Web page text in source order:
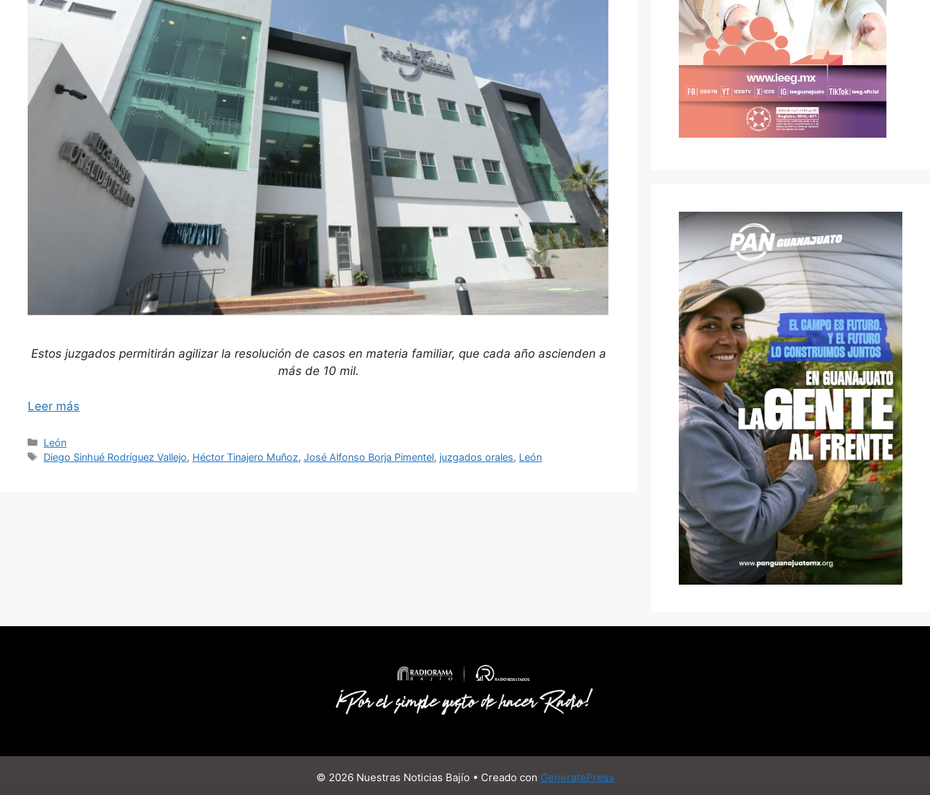
Estos juzgados permitirán agilizar la resolución de casos en materia familiar, que cada año ascienden a
más de 10 mil.
Leer más
Categorías
León
Etiquetas
Diego Sinhué Rodríguez Vallejo, Héctor Tinajero Muñoz,José Alfonso Borja Pimentel, juzgados orales, León
© 2026 Nuestras Noticias Bajío • Creado con GeneratePress